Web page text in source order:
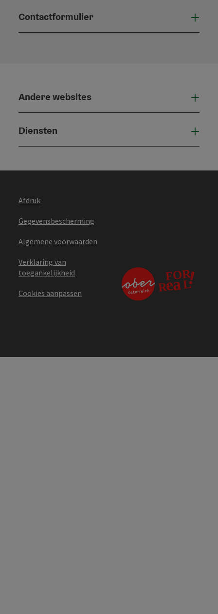
Contactformulier
Andere websites
Diensten
Afdruk
Gegevensbescherming
Algemene voorwaarden
Verklaring van
toegankelijkheid
Cookies aanpassen